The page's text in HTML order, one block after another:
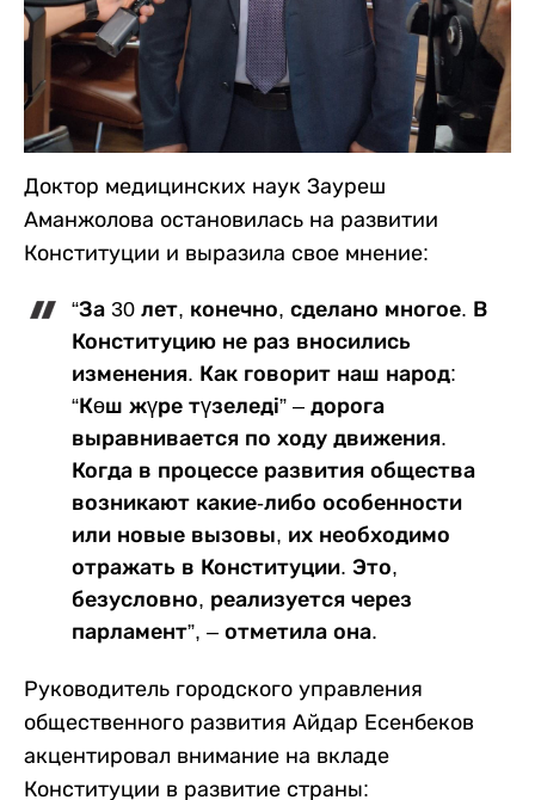
Доктор медицинских наук Зауреш
Аманжолова остановилась на развитии
Конституции и выразила свое мнение:
“За 30 лет, конечно, сделано многое. В
Конституцию не раз вносились
изменения. Как говорит наш народ:
“Көш жүре түзеледі” – дорога
выравнивается по ходу движения.
Когда в процессе развития общества
возникают какие-либо особенности
или новые вызовы, их необходимо
отражать в Конституции. Это,
безусловно, реализуется через
парламент”, – отметила она.
Руководитель городского управления
общественного развития Айдар Есенбеков
акцентировал внимание на вкладе
Конституции в развитие страны: